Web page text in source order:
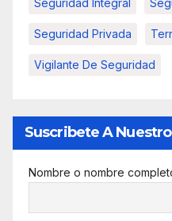
Seguridad Integral
Seguridad Privada
Vigilante De Seguridad
Suscribete A
Nombre o nombre